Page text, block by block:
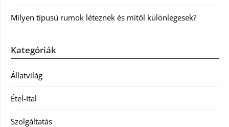
Milyen típusú rumok léteznek és mitől különlegesek?
Kategóriák
Állatvilág
Étel-Ital
Szolgáltatás